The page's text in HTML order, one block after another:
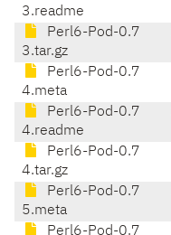
3.readme
Perl6-Pod-0.7
3.tar.gz
Perl6-Pod-0.7
4.meta
Perl6-Pod-0.7
4.readme
Perl6-Pod-0.7
4.tar.gz
Perl6-Pod-0.7
5.meta
Perl6-Pod-0.7